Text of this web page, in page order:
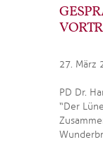
27. März
PD Dr.
“Der